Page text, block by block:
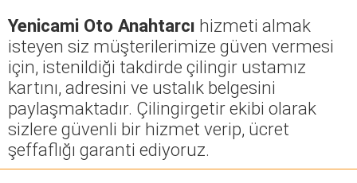
Yenicami Oto Anahtarcı hizmeti almak
isteyen siz müşterilerimize güven vermesi
için, istenildiği takdirde çilingir ustamız
kartını, adresini ve ustalık belgesini
paylaşmaktadır. Çilingirgetir ekibi olarak
sizlere güvenli bir hizmet verip, ücret
şeffaflığı garanti ediyoruz.